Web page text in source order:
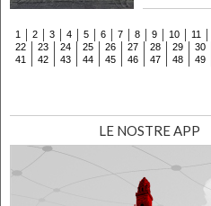
1 2 3 4 5 6 7 8 9 10 11
22
23 24 25 26 27 28 29 30
41
42 43 44 45 46 47 48 49
LE NOSTRE APP